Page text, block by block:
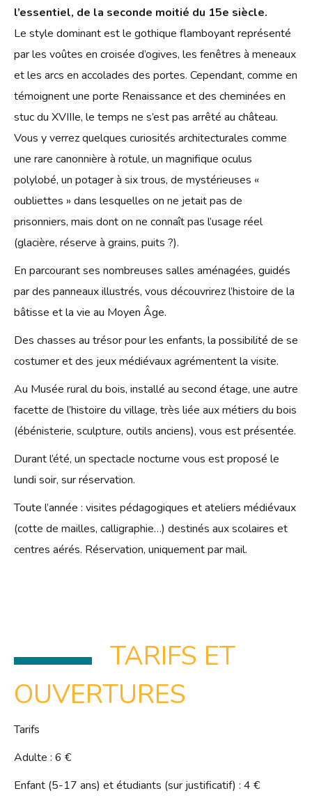
l’essentiel, de la seconde moitié du 15e siècle.
Le style dominant est le gothique flamboyant représenté
par les voûtes en croisée d’ogives, les fenêtres à meneaux
et les arcs en accolades des portes. Cependant, comme en
témoignent une porte Renaissance et des cheminées en
stuc du XVIIIe, le temps ne s’est pas arrêté au château.
Vous y verrez quelques curiosités architecturales comme
une rare canonnière à rotule, un magnifique oculus
polylobé, un potager à six trous, de mystérieuses «
oubliettes » dans lesquelles on ne jetait pas de
prisonniers, mais dont on ne connaît pas l’usage réel
(glacière, réserve à grains, puits ?).
En parcourant ses nombreuses salles aménagées, guidés
par des panneaux illustrés, vous découvrirez l’histoire de la
bâtisse et la vie au Moyen Âge.
Des chasses au trésor pour les enfants, la possibilité de se
costumer et des jeux médiévaux agrémentent la visite.
Au Musée rural du bois, installé au second étage, une autre
facette de l’histoire du village, très liée aux métiers du bois
(ébénisterie, sculpture, outils anciens), vous est présentée.
Durant l’été, un spectacle nocturne vous est proposé le
lundi soir, sur réservation.
Toute l’année : visites pédagogiques et ateliers médiévaux
(cotte de mailles, calligraphie…) destinés aux scolaires et
centres aérés. Réservation, uniquement par mail.
TARIFS ET
OUVERTURES
Tarifs
Adulte : 6 €
Enfant (5-17 ans) et étudiants (sur justificatif) : 4 €